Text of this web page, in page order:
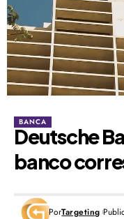
BANCA
Deutsche
banco
PorTargeting